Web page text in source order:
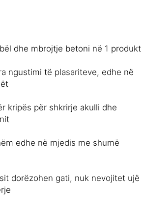
dhe mbrojtje betoni në 1 produkt
ngustimi të plasariteve, edhe në
kripës për shkrirje akulli dhe
edhe në mjedis me shumë
dorëzohen gati, nuk nevojitet ujë